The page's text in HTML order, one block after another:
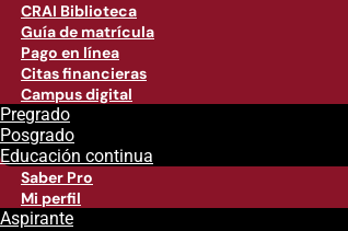
CRAI Biblioteca
Guía de matrícula
Pago en línea
Citas financieras
Campus digital
Pregrado
Posgrado
Educación continua
Saber Pro
Mi perfil
Aspirante